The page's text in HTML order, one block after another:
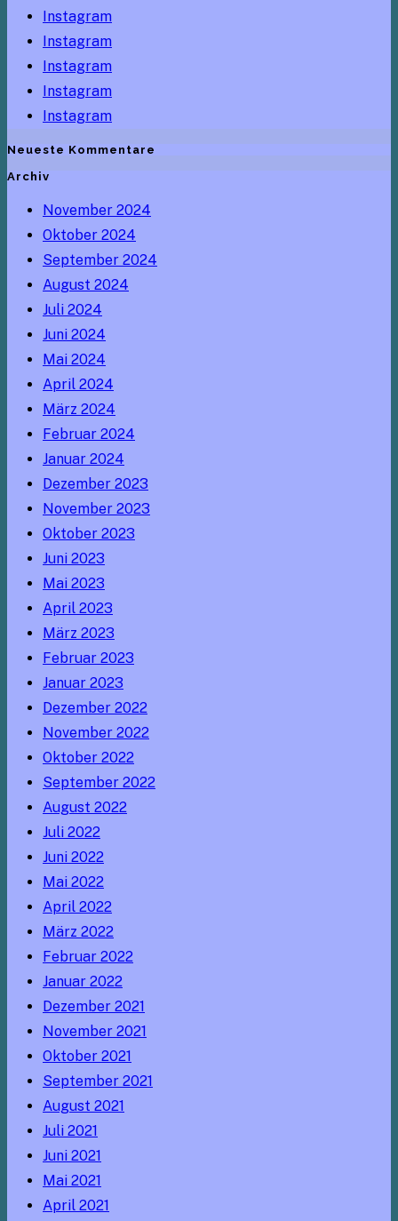
Instagram
Instagram
Instagram
Instagram
Instagram
Neueste Kommentare
Archiv
November 2024
Oktober 2024
September 2024
August 2024
Juli 2024
Juni 2024
Mai 2024
April 2024
März 2024
Februar 2024
Januar 2024
Dezember 2023
November 2023
Oktober 2023
Juni 2023
Mai 2023
April 2023
März 2023
Februar 2023
Januar 2023
Dezember 2022
November 2022
Oktober 2022
September 2022
August 2022
Juli 2022
Juni 2022
Mai 2022
April 2022
März 2022
Februar 2022
Januar 2022
Dezember 2021
November 2021
Oktober 2021
September 2021
August 2021
Juli 2021
Juni 2021
Mai 2021
April 2021